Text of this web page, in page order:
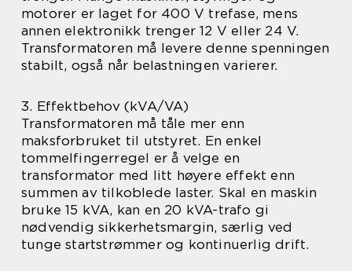
motorer er laget for 400 V trefase, mens
annen elektronikk trenger 12 V eller 24 V.
Transformatoren må levere denne spenningen
stabilt, også når belastningen varierer.
3. Effektbehov (kVA/VA)
Transformatoren må tåle mer enn
maksforbruket til utstyret. En enkel
tommelfingerregel er å velge en
transformator med litt høyere effekt enn
summen av tilkoblede laster. Skal en maskin
bruke 15 kVA, kan en 20 kVA-trafo gi
nødvendig sikkerhetsmargin, særlig ved
tunge startstrømmer og kontinuerlig drift.